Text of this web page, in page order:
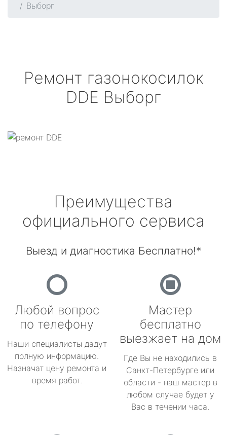
Выборг
Ремонт газонокосилок
DDE Выборг
Преимущества
официального сервиса
Выезд и диагностика Бесплатно!*
Любой вопрос
по телефону
Наши специалисты дадут
полную информацию.
Назначат цену ремонта и
время работ.
Мастер
бесплатно
выезжает на дом
Где Вы не находились в
Санкт-Петербурге или
области - наш мастер в
любом случае будет у
Вас в течении часа.